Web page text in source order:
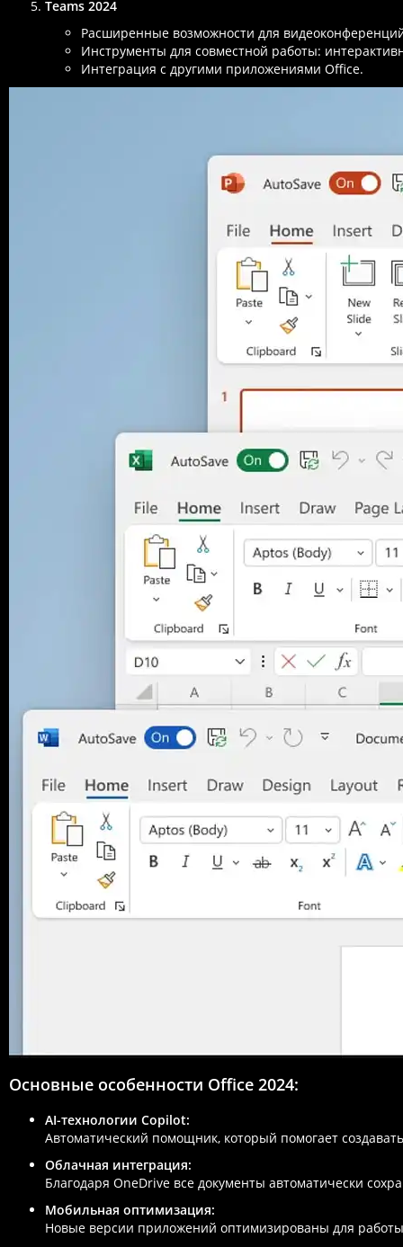
Teams 2024
Расширенные возможности для
Инструменты для совместной работы:
Интеграция с другими приложениями Office.
Основные особенности Office 2024:
AI-технологии Copilot:
Автоматический помощник, который помогает
Облачная интеграция:
Благодаря OneDrive все документы автоматически
Мобильная оптимизация:
Новые версии приложений оптимизированы для